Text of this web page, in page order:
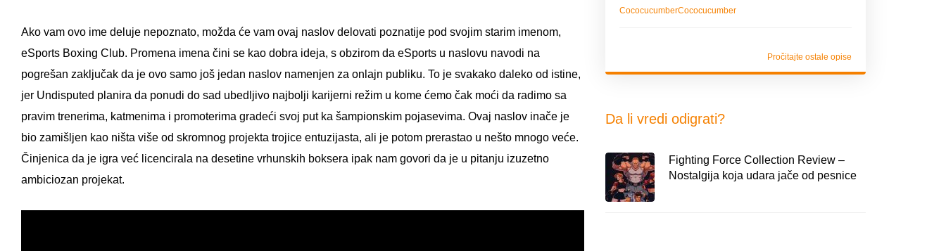
Ako vam ovo ime deluje nepoznato, možda će vam ovaj naslov delovati poznatije pod svojim starim imenom,
eSports Boxing Club. Promena imena čini se kao dobra ideja, s obzirom da eSports u naslovu navodi na
pogrešan zaključak da je ovo samo još jedan naslov namenjen za onlajn publiku. To je svakako daleko od istine,
jer Undisputed planira da ponudi do sad ubedljivo najbolji karijerni režim u kome ćemo čak moći da radimo sa
pravim trenerima, katmenima i promoterima gradeći svoj put ka šampionskim pojasevima. Ovaj naslov inače je
bio zamišljen kao ništa više od skromnog projekta trojice entuzijasta, ali je potom prerastao u nešto mnogo veće.
Činjenica da je igra već licencirala na desetine vrhunskih boksera ipak nam govori da je u pitanju izuzetno
ambiciozan projekat.
CococucumberCococucumber
Pročitajte ostale opise
Da li vredi odigrati?
Fighting Force Collection Review –
Nostalgija koja udara jače od pesnice